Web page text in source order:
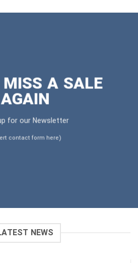
MISS A SALE
AGAIN
for our Newsletter
(insert contact form here)
NEWS